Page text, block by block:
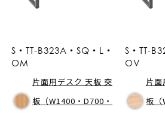
S・TT-B323A・SQ・L・
OM
片面用デスク 天板 突
板（W1400・D700・
S・TT-
OV
片
板（